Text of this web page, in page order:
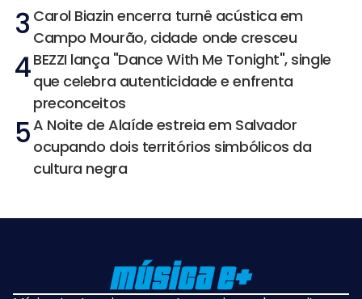
3 Carol Biazin encerra turnê acústica em
Campo Mourão, cidade onde cresceu
4BEZZI lança "Dance With Me Tonight", single
que celebra autenticidade e enfrenta
preconceitos
5A Noite de Alaíde estreia em Salvador
ocupando dois territórios simbólicos da
cultura negra